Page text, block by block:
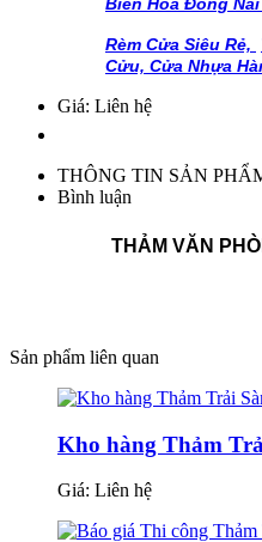
Rèm Cửa Siêu Rẻ,
Cửu, Cửa Nhựa
Giá: Liên hệ
THÔNG TIN SẢN
Bình luận
THẢM VĂN
Sản phẩm liên quan
Kho hàng Thảm
Giá: Liên hệ